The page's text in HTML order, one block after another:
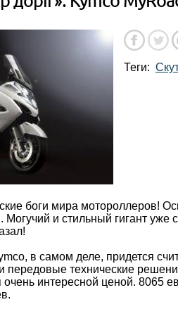
Теги:
боги мира мотороллеров!
Могучий и стильный гигант
в самом деле, придется
технические
очень интересной ценой.